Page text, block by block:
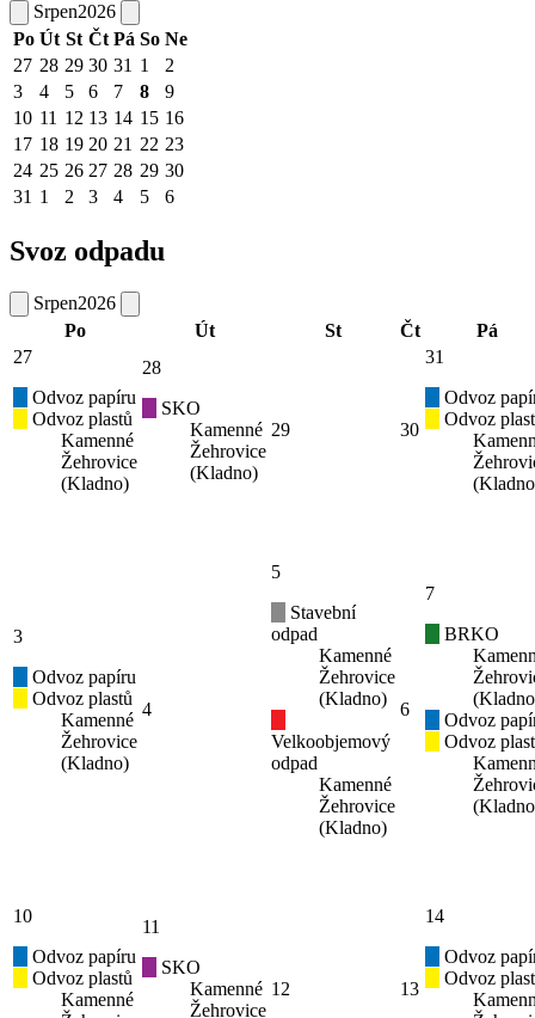
Srpen2026
Po Út St Čt Pá So Ne
27 28 29 30 31 1
2
3
4 5 6 7 8
9
10 11 12 13 14 15 16
17 18 19 20 21 22 23
24 25 26 27 28 29 30
31 1 2 3 4 5 6
Svoz odpadu
Srpen2026
Po
Út St Čt
Pá
27
Odvoz papíru
Odvoz plastů
Kamenné
Žehrovice
(Kladno)
28
SKO
Kamenné
Žehrovice
(Kladno)
29 30
31
Odvoz
Odvoz
3
Odvoz papíru
Odvoz plastů
Kamenné
Žehrovice
(Kladno)
4
5
Stavební
odpad
Kamenné
Žehrovice
(Kladno)
Velkoobjemový
odpad
Kamenné
Žehrovice
(Kladno)
6
7
BRKO
Odvoz
Odvoz
10
Odvoz papíru
Odvoz plastů
Kamenné
11
SKO
Kamenné
Žehrovice
12 13
14
Odvoz
Odvoz